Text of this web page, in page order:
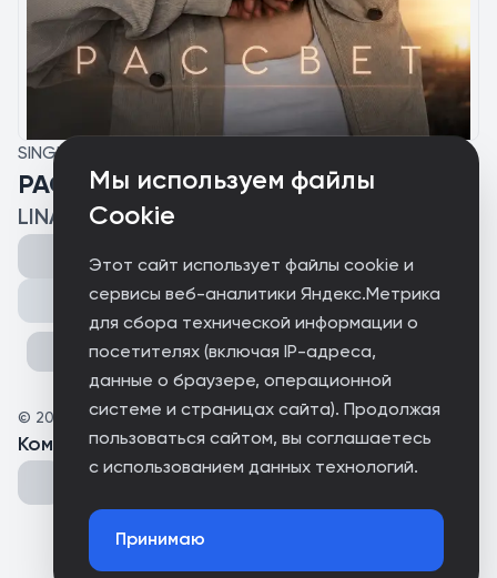
Мы используем файлы
Cookie
Этот сайт использует файлы cookie и
сервисы веб-аналитики Яндекс.Метрика
для сбора технической информации о
посетителях (включая IP-адреса,
данные о браузере, операционной
системе и страницах сайта). Продолжая
пользоваться сайтом, вы соглашаетесь
с использованием данных технологий.
Принимаю
SINGLE
РАССВЕТ
LINA VERESS
Поделиться
© 2026 LINA VERESS
Комментарии(0 )